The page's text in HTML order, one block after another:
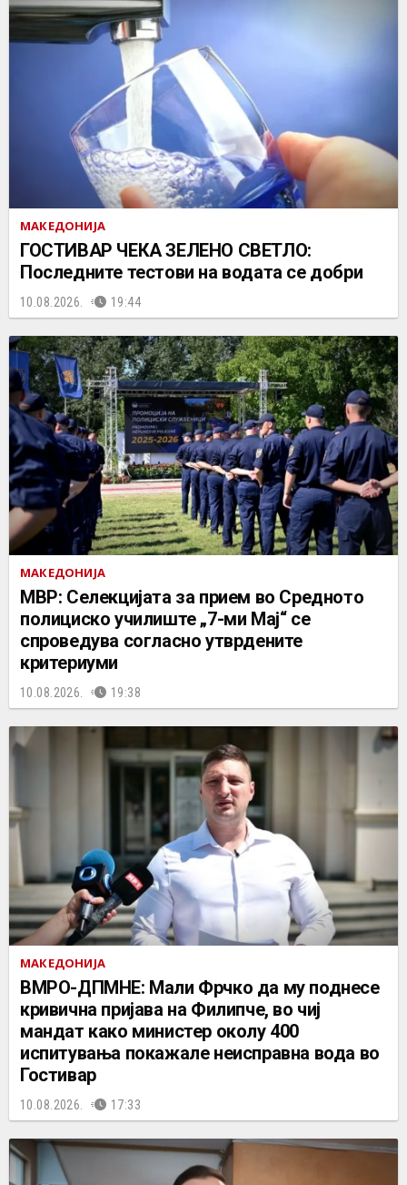
МАКЕДОНИЈА
ГОСТИВАР ЧЕКА ЗЕЛЕНО СВЕТЛО:
Последните тестови на водата се добри
10.08.2026. 19:44
МАКЕДОНИЈА
МВР: Селекцијата за прием во Средното
полициско училиште „7-ми Мај“ се
спроведува согласно утврдените
критериуми
10.08.2026. 19:38
МАКЕДОНИЈА
ВМРО-ДПМНЕ: Мали Фрчко да му поднесе
кривична пријава на Филипче, во чиј
мандат како министер околу 400
испитувања покажале неисправна вода во
Гостивар
10.08.2026. 17:33